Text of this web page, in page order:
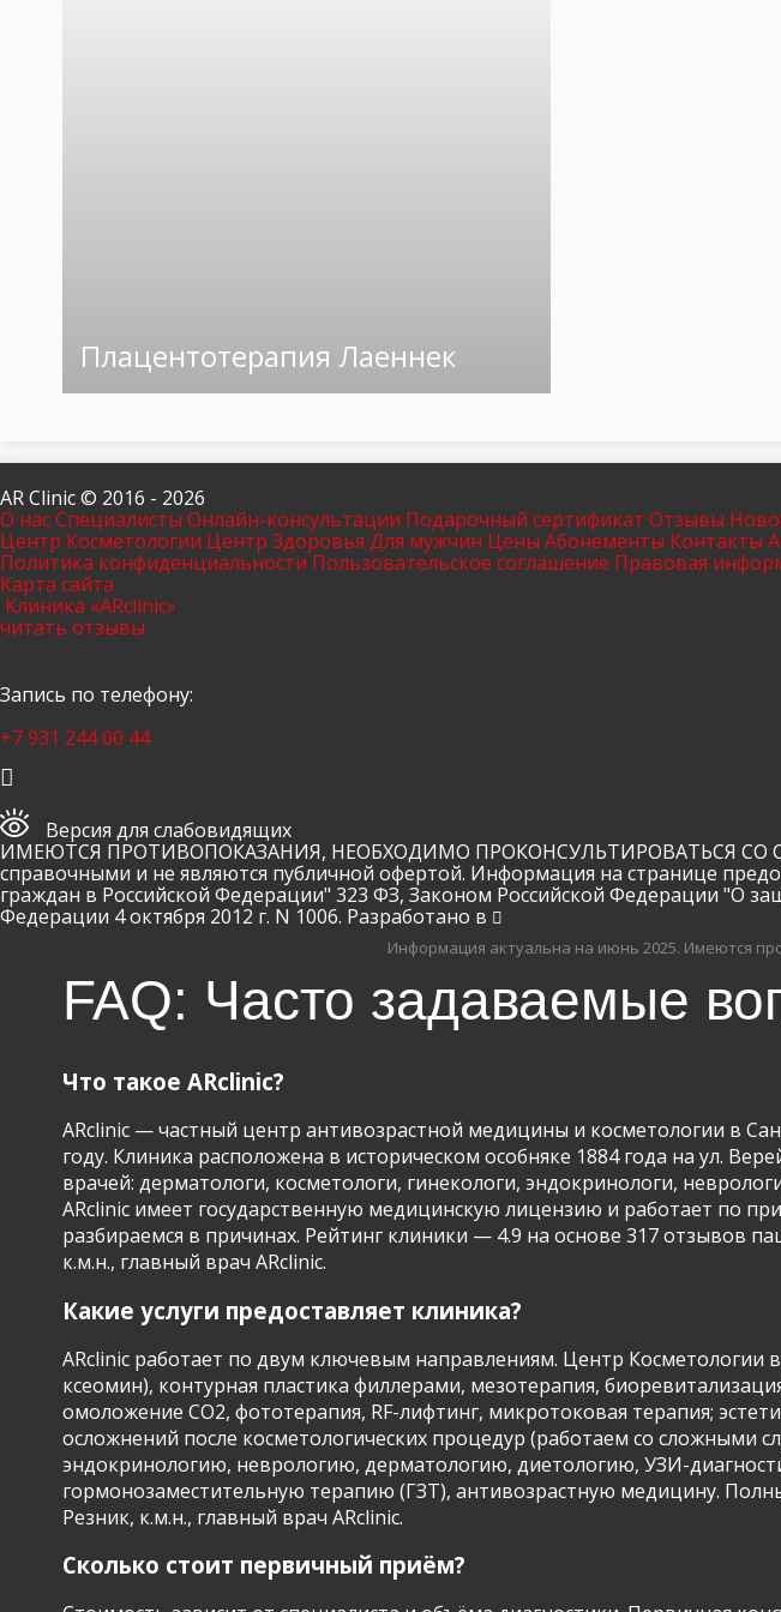
Плацентотерапия Лаеннек
AR Clinic © 2016 - 2026
О насСпециалисты Онлайн-консультации Подарочный сертификат Отзывы
Центр Косметологии Центр Здоровья Для мужчин Цены Абонементы Контакты
Политика конфиденциальности Пользовательское соглашение Правовая
Карта сайта
Клиника «ARclinic»
читать отзывы
Запись по телефону:
+7 931 244 00 44
Версия для слабовидящих
ИМЕЮТСЯ ПРОТИВОПОКАЗАНИЯ, НЕОБХОДИМО ПРОКОНСУЛЬТИРОВАТЬСЯ СО
справочными и не являются публичной офертой. Информация на странице
граждан в Российской Федерации" 323 ФЗ, Законом Российской Федерации "О
Федерации 4 октября 2012 г. N 1006. Разработано в
Информация актуальна на июнь 2025. Имеются
FAQ: Часто задаваемые
Что такое ARclinic?
ARclinic — частный центр антивозрастной медицины и косметологии в
году. Клиника расположена в историческом особняке 1884 года на ул.
врачей: дерматологи, косметологи, гинекологи, эндокринологи,
ARclinic имеет государственную медицинскую лицензию и работает по
разбираемся в причинах. Рейтинг клиники — 4.9 на основе 317 отзывов
к.м.н., главный врач ARclinic.
Какие услуги предоставляет клиника?
ARclinic работает по двум ключевым направлениям. Центр
ксеомин), контурная пластика филлерами, мезотерапия,
омоложение CO2, фототерапия, RF-лифтинг, микротоковая терапия;
осложнений после косметологических процедур (работаем со сложными
эндокринологию, неврологию, дерматологию, диетологию, УЗИ-
гормонозаместительную терапию (ГЗТ), антивозрастную медицину.
Резник, к.м.н., главный врач ARclinic.
Сколько стоит первичный приём?